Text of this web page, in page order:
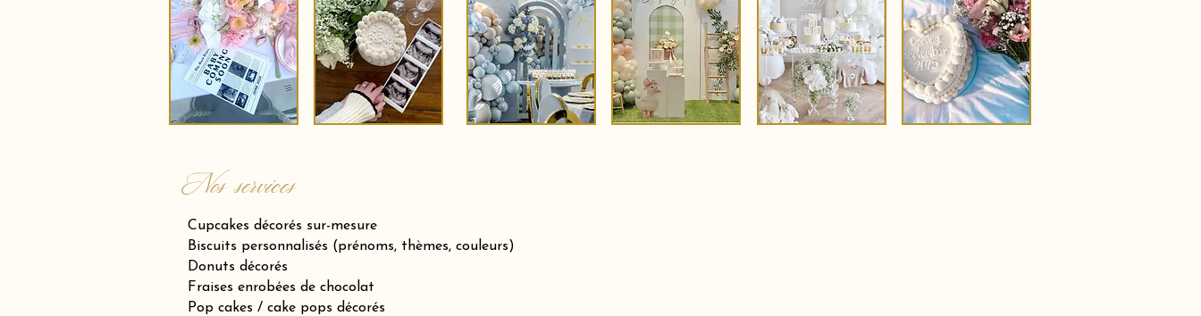
Nos services
Cupcakes décorés sur-mesure
Biscuits personnalisés (prénoms, thèmes, couleurs)
Donuts décorés
Fraises enrobées de chocolat
Pop cakes / cake pops décorés